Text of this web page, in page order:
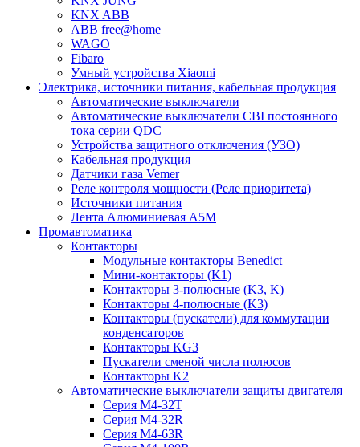
KNX ABB
ABB free@home
WAGO
Fibaro
Умный устройства Xiaomi
Электрика, источники питания, кабельная продукция
Автоматические выключатели
Автоматические выключатели CBI постоянного
тока серии QDC
Устройства защитного отключения (УЗО)
Кабельная продукция
Датчики газа Vemer
Реле контроля мощности (Реле приоритета)
Источники питания
Лента Алюминиевая А5М
Промавтоматика
Контакторы
Модульные контакторы Benedict
Мини-контакторы (K1)
Контакторы 3-полюсные (K3, K)
Контакторы 4-полюсные (K3)
Контакторы (пускатели) для коммутации
конденсаторов
Контакторы KG3
Пускатели сменой числа полюсов
Контакторы K2
Автоматические выключатели защиты двигателя
Серия M4-32T
Серия M4-32R
Серия M4-63R